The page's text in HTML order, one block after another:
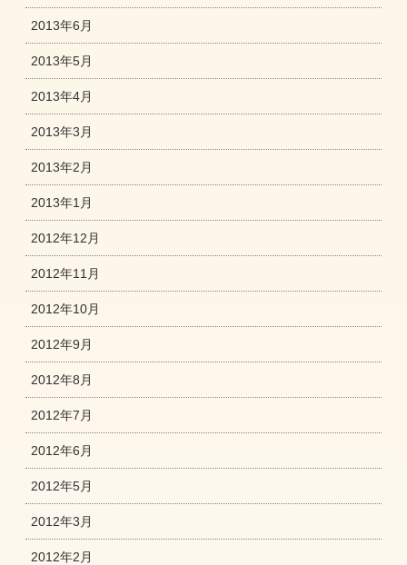
2013年6月
2013年5月
2013年4月
2013年3月
2013年2月
2013年1月
2012年12月
2012年11月
2012年10月
2012年9月
2012年8月
2012年7月
2012年6月
2012年5月
2012年3月
2012年2月